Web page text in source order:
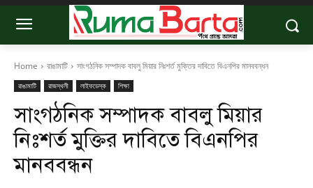
Home রাঙামাটি সাংগঠনিক সম্পাদক বাবলু মিয়ার নিঃশর্ত মুক্তির দাবিতে বিএনপির মানববন্ধন
রাঙামাটি রাজস্থলী লাইফডেস্ক শিক্ষা
সাংগঠনিক সম্পাদক বাবলু মিয়ার
নিঃশর্ত মুক্তির দাবিতে বিএনপির
মানববন্ধন